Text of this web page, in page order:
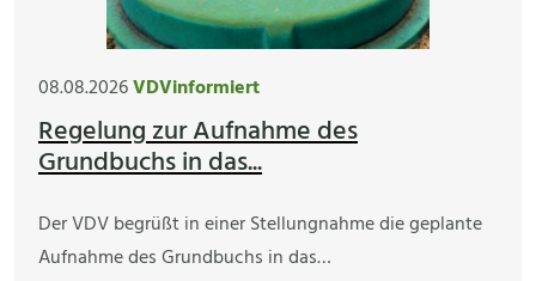
08.08.2026VDVinformiert
Regelung zur Aufnahme des
Grundbuchs in das...
Der VDV begrüßt in einer Stellungnahme die geplante
Aufnahme des Grundbuchs in das…